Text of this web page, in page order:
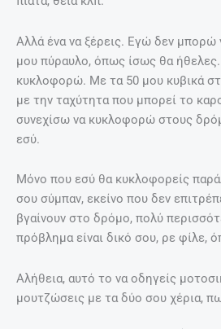
Αλλά ένα να ξέρεις. Εγώ δεν μπορώ
μου πύραυλο, όπως ίσως θα
κυκλοφορώ. Με τα 50 μου κυβικά
με την ταχύτητα που μπορεί το
συνεχίσω να κυκλοφορώ στους
εσύ.
Μόνο που εσύ θα κυκλοφορείς
σου σύμπαν, εκείνο που δεν
βγαίνουν στο δρόμο, πολύ
πρόβλημα είναι δικό σου, ρε φίλε,
Αλήθεια, αυτό το να οδηγείς
μουτζώσεις με τα δύο σου χέρια,